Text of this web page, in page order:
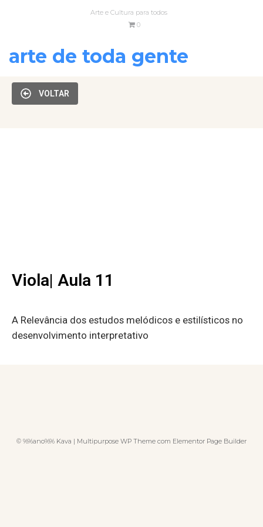
Arte e Cultura para todos
0
arte de toda gente
VOLTAR
Viola| Aula 11
A Relevância dos estudos melódicos e estilísticos no
desenvolvimento interpretativo
© %%ano%% Kava | Multipurpose WP Theme com Elementor Page Builder